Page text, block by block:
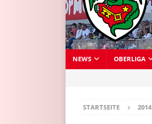
NEWS OBERLIGA
STARTSEITE 2014